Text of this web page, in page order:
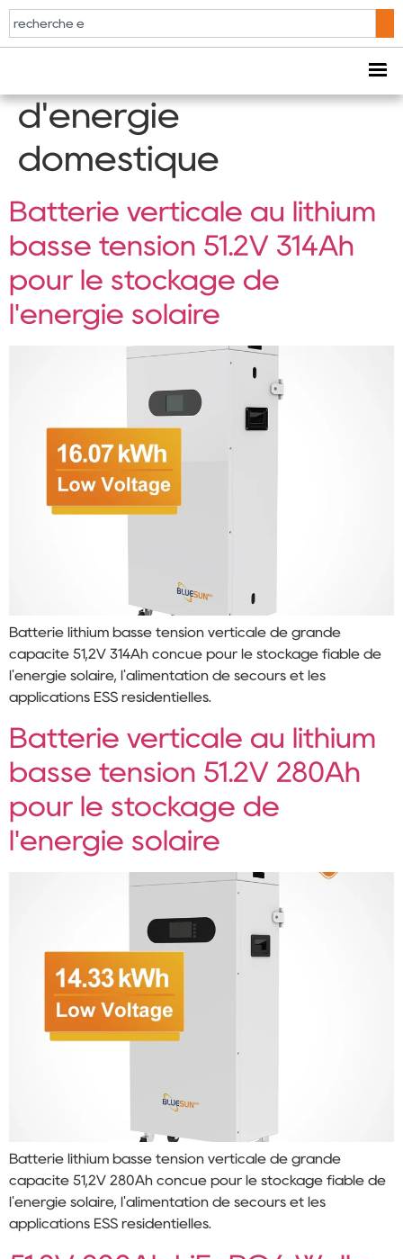
Étiquette :batterie
d'énergie
domestique
Batterie verticale au lithium
basse tension 51.2V 314Ah
pour le stockage de
l'énergie solaire
Batterie lithium basse tension verticale de grande
capacité 51,2V 314Ah conçue pour le stockage fiable de
l'énergie solaire, l'alimentation de secours et les
applications ESS résidentielles.
Batterie verticale au lithium
basse tension 51.2V 280Ah
pour le stockage de
l'énergie solaire
Batterie lithium basse tension verticale de grande
capacité 51,2V 280Ah conçue pour le stockage fiable de
l'énergie solaire, l'alimentation de secours et les
applications ESS résidentielles.